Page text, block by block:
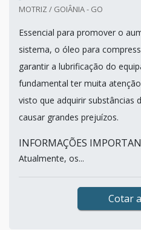
MOTRIZ / GOIÂNIA - GO
Essencial para promover o
sistema, o óleo para
garantir a lubrificação do
fundamental ter muita
visto que adquirir substâncias
causar grandes prejuízos.
INFORMAÇÕES
Atualmente, os...
Cotar